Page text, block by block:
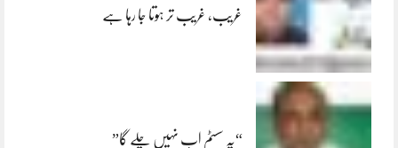
غریب، غریب تر ہوتا جا رہا ہے
“یہ سسٹم اب نہیں چلے گا”